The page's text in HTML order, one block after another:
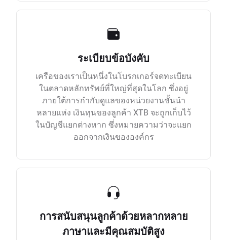
ระเบียบข้อบังคับ
เครือของเราเป็นหนึ่งในโบรกเกอร์จดทะเบียน
ในตลาดหลักทรัพย์ที่ใหญ่ที่สุดในโลก ซึ่งอยู่
ภายใต้การกำกับดูแลของหน่วยงานชั้นนำ
หลายแห่ง เงินทุนของลูกค้า XTB จะถูกเก็บไว้
ในบัญชีแยกต่างหาก ซึ่งหมายความว่าจะแยก
ออกจากเงินขององค์กร
การสนับสนุนลูกค้าด้วยหลากหลาย
ภาษาและมีคุณสมบัติสูง